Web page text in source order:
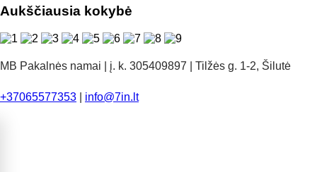
Aukščiausia kokybė
MB Pakalnės namai | į. k. 305409897 | Tilžės g. 1-2, Šilutė
+37065577353 info@7in.lt